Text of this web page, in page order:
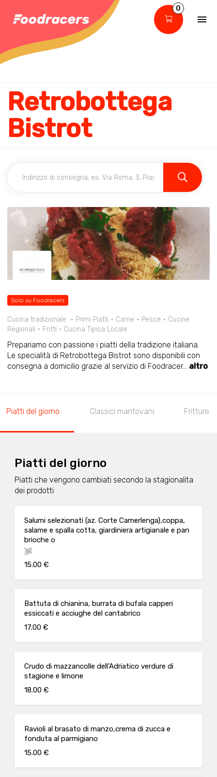
0
Retrobottega
Bistrot
Solo su Foodracers
Cucina tradizionale Primi Piatti Carne Pesce
Cucine
Regionali
Fritti Cucina Tipica Locale
Prepariamo con passione i piatti della tradizione italiana.
Le specialità di Retrobottega Bistrot sono disponibili con
consegna a domicilio grazie al servizio di Foodracer... altro
Piatti del giorno Classici mantovani Fritture
Piatti del giorno
Piatti che vengono cambiati secondo la stagionalita
dei prodotti
Salumi selezionati (az. Corte Camerlenga),coppa,
salame e spalla cotta, giardiniera artigianale e pan
brioche o
15.00 €
Battuta di chianina, burrata di bufala capperi
essiccati e acciughe del cantabrico
17.00 €
Crudo di mazzancolle dell'Adriatico verdure di
stagione e limone
18.00 €
Ravioli al brasato di manzo,crema di zucca e
fonduta al parmigiano
15.00 €